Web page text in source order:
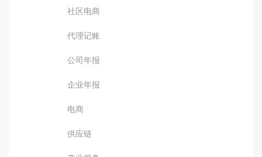
社区电商
代理记账
公司年报
企业年报
电商
供应链